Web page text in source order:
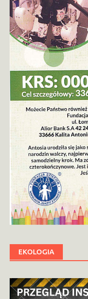
EKOLOGIA